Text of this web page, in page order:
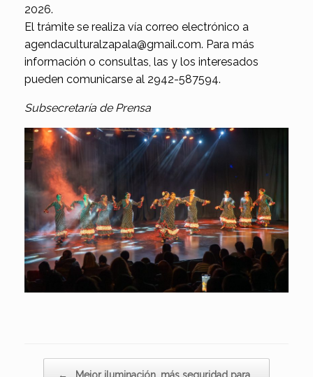
2026.
El trámite se realiza vía correo electrónico a
agendaculturalzapala@gmail.com. Para más
información o consultas, las y los interesados
pueden comunicarse al 2942-587594.
Subsecretaría de Prensa